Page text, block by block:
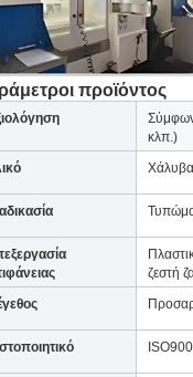
προϊόντος
κλπ.)
ζεστή